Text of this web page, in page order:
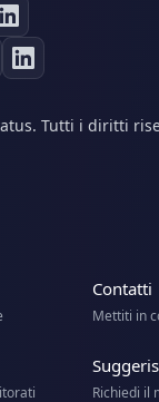
Tutti i diritti
Contatti
Mettiti in
Richiedi il